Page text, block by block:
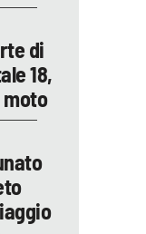
di
18,
moto